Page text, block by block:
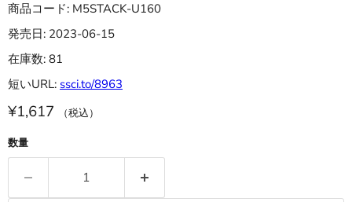
商品コード: M5STACK-U160
発売日: 2023-06-15
在庫数: 81
短いURL: ssci.to/8963
¥1,617 （税込）
数量